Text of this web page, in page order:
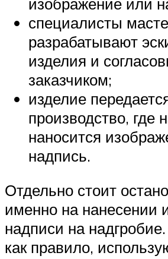
специалисты
разрабатывают
изделия и
заказчиком;
изделие
производство, где
наносится
надпись.
Отдельно стоит
именно на нанесении
надписи на
как правило,